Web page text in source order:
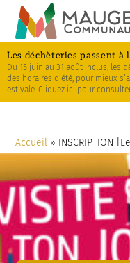
Skip
Aller
navigation
Plan
Les déchèteries passent à
Du 15 juin au 31 août inclus, les
des horaires d’été, pour mieux
estivale. Cliquez ici pour
Accueil » INSCRIPTION